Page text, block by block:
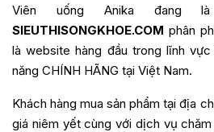
Viên uống Anika đang
SIEUTHISONGKHOE.COM phân
là website hàng đầu trong lĩnh
năng CHÍNH HÃNG tại Việt Nam.
Khách hàng mua sản phẩm tại địa
giá niêm yết cùng với dịch vụ